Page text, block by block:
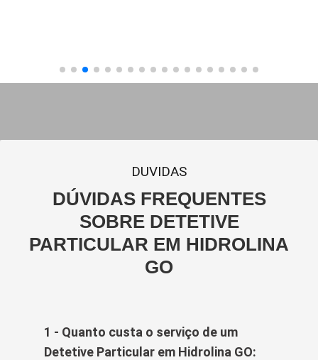
DUVIDAS
DÚVIDAS FREQUENTES
SOBRE DETETIVE
PARTICULAR EM HIDROLINA
GO
1 - Quanto custa o serviço de um
Detetive Particular em Hidrolina GO: